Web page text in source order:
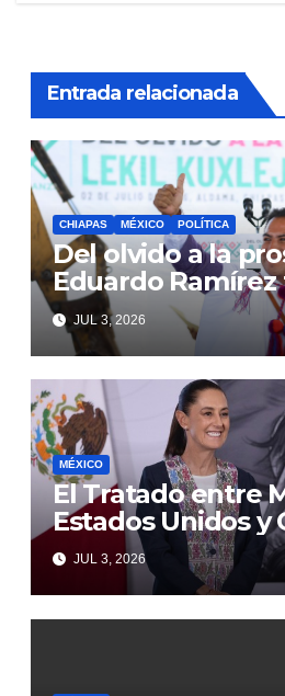
Entrada relacionada
CHIAPAS MÉXICO POLÍTICA
Del olvido a la
Eduardo
transformación
con inversión
JUL 3, 2026
MÉXICO
El Tratado entre
Estados Unidos y
MEC) se
2036: Presidenta
Sheinbaum
JUL 3, 2026